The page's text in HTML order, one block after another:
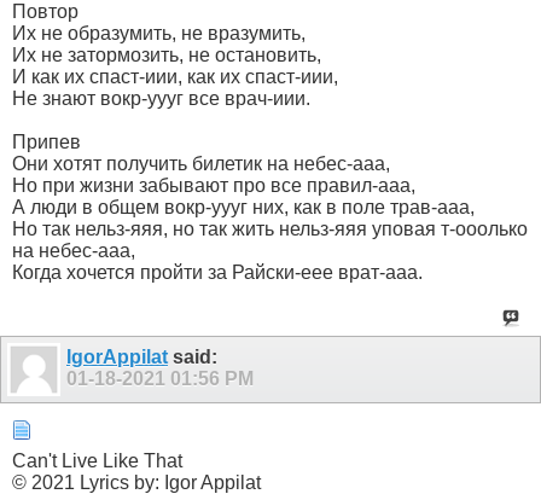
Повтор
Их не образумить, не вразумить,
Их не затормозить, не остановить,
И как их спаст-иии, как их спаст-иии,
Не знают вокр-уууг все врач-иии.
Припев
Они хотят получить билетик на небес-ааа,
Но при жизни забывают про все правил-ааа,
А люди в общем вокр-уууг них, как в поле трав-ааа,
Но так нельз-яяя, но так жить нельз-яяя уповая т-ооолько
на небес-ааа,
Когда хочется пройти за Райски-еее врат-ааа.
IgorAppilat said:
01-18-2021 01:56 PM
Can't Live Like That
© 2021 Lyrics by: Igor Appilat